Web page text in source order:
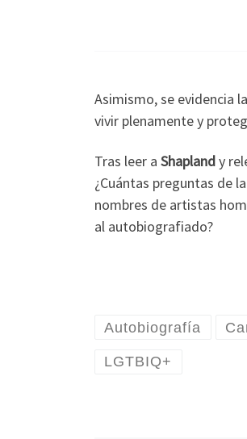
Asimismo, se evidencia
vivir plenamente y
Tras leer a Shaplandy
¿Cuántas preguntas de
nombres de artistas
al autobiografiado?
Autobiografía
LGTBIQ+